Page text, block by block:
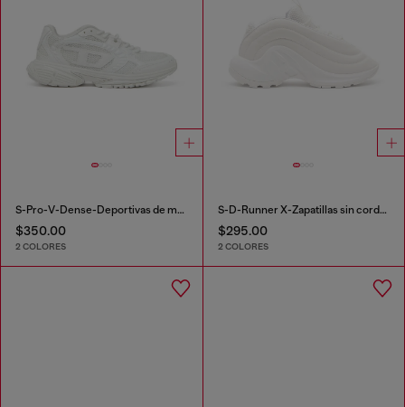
S-Pro-V-Dense-Deportivas de malla con logotipo Oval D
$350.00
2 COLORES
S-D-Runner X-Zapatillas sin cordones con empeine Oval D mate
$295.00
2 COLORES